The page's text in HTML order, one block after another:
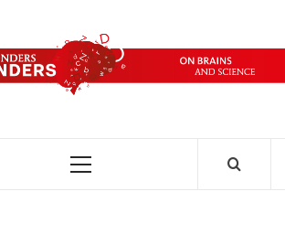
DONDERS
EN WETENSCHAP // ON BRAINS AND
Primair